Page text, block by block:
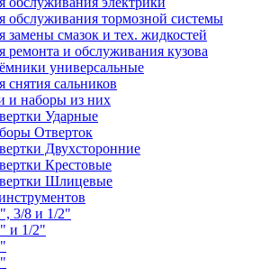
обслуживания тормозной системы
замены смазок и тех. жидкостей
ремонта и обслуживания кузова
универсальные
снятия сальников
и наборы из них
Ударные
Отверток
Двухсторонние
Крестовые
Шлицевые
3/8 и 1/2"
и 1/2"